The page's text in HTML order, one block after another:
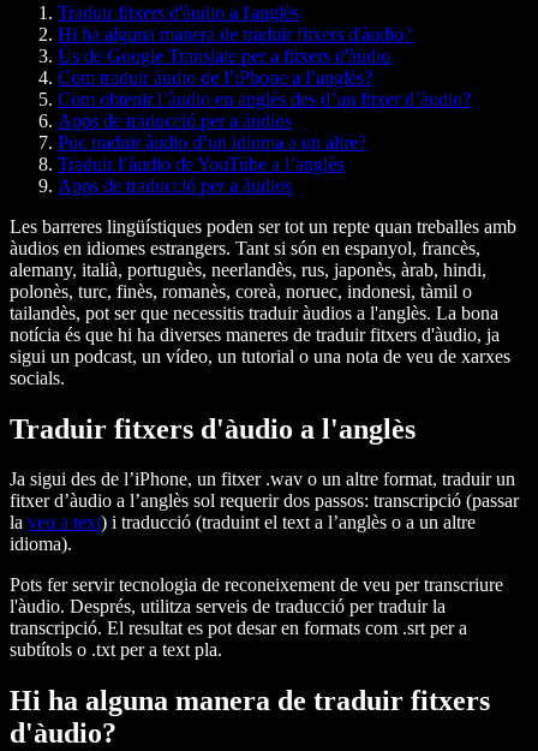
Traduir fitxers d'àudio a l'anglès
Hi ha alguna manera de traduir fitxers d'àudio?
Ús de Google Translate per a fitxers d'àudio
Com traduir àudio de l’iPhone a l’anglès?
Com obtenir l’àudio en anglès des d’un fitxer d’àudio?
Apps de traducció per a àudios
Puc traduir àudio d’un idioma a un altre?
Traduir l’àudio de YouTube a l’anglès
Apps de traducció per a àudios
Les barreres lingüístiques poden ser tot un repte quan treballes amb
àudios en idiomes estrangers. Tant si són en espanyol, francès,
alemany, italià, portuguès, neerlandès, rus, japonès, àrab, hindi,
polonès, turc, finès, romanès, coreà, noruec, indonesi, tàmil o
tailandès, pot ser que necessitis traduir àudios a l'anglès. La bona
notícia és que hi ha diverses maneres de traduir fitxers d'àudio, ja
sigui un podcast, un vídeo, un tutorial o una nota de veu de xarxes
socials.
Traduir fitxers d'àudio a l'anglès
Ja sigui des de l’iPhone, un fitxer .wav o un altre format, traduir un
fitxer d’àudio a l’anglès sol requerir dos passos: transcripció (passar
la veu a text) i traducció (traduint el text a l’anglès o a un altre
idioma).
Pots fer servir tecnologia de reconeixement de veu per transcriure
l'àudio. Després, utilitza serveis de traducció per traduir la
transcripció. El resultat es pot desar en formats com .srt per a
subtítols o .txt per a text pla.
Hi ha alguna manera de traduir fitxers
d'àudio?